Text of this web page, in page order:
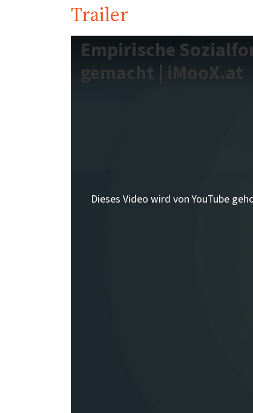
Trailer
Empirische
gemacht | iMooX.at
Dieses Video wird von YouTube